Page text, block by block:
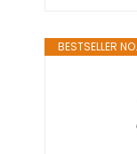
BESTSELLER